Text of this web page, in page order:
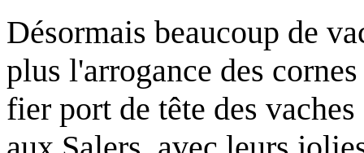
Désormais beaucoup de
plus l'arrogance des
fier port de tête des